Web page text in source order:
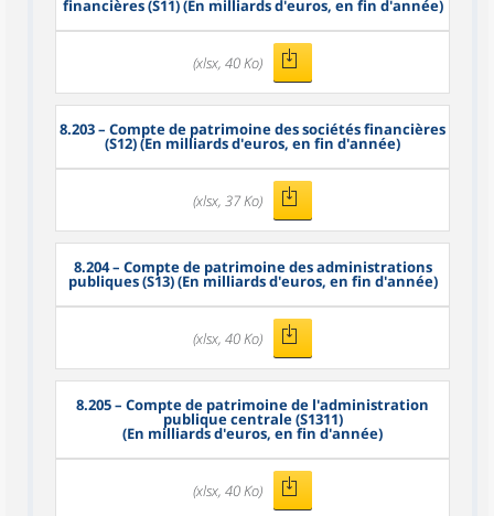
financières (S11) (En milliards d'euros, en fin d'année)
(xlsx, 40 Ko)
8.203– Compte de patrimoine des sociétés financières
(S12) (En milliards d'euros, en fin d'année)
(xlsx, 37 Ko)
8.204– Compte de patrimoine des administrations
publiques (S13) (En milliards d'euros, en fin d'année)
(xlsx, 40 Ko)
8.205– Compte de patrimoine de l'administration
publique centrale (S1311)
(En milliards d'euros, en fin d'année)
(xlsx, 40 Ko)